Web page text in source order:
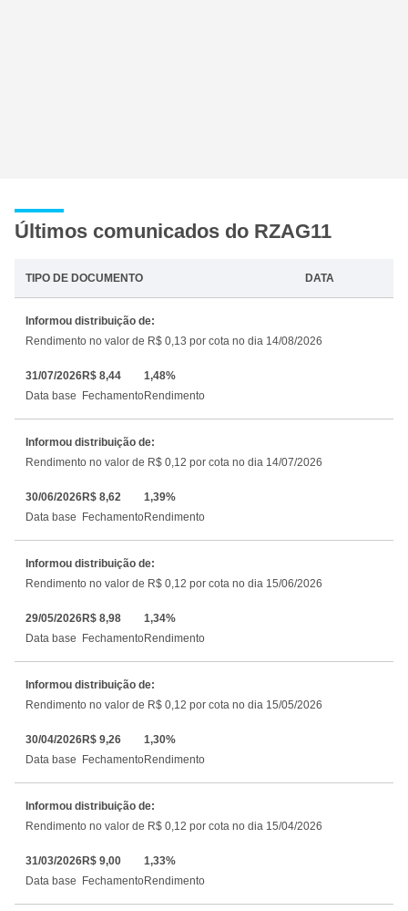
Últimos comunicados do RZAG11
TIPO DE DOCUMENTO DATA
Informou distribuição de:
Rendimento no valor de R$ 0,13 por cota no dia 14/08/2026
31/07/2026
Data base
R$ 8,44
Fechamento
1,48%
Rendimento
Informou distribuição de:
Rendimento no valor de R$ 0,12 por cota no dia 14/07/2026
30/06/2026
Data base
R$ 8,62
Fechamento
1,39%
Rendimento
Informou distribuição de:
Rendimento no valor de R$ 0,12 por cota no dia 15/06/2026
29/05/2026
Data base
R$ 8,98
Fechamento
1,34%
Rendimento
Informou distribuição de:
Rendimento no valor de R$ 0,12 por cota no dia 15/05/2026
30/04/2026
Data base
R$ 9,26
Fechamento
1,30%
Rendimento
Informou distribuição de:
Rendimento no valor de R$ 0,12 por cota no dia 15/04/2026
31/03/2026
Data base
R$ 9,00
Fechamento
1,33%
Rendimento